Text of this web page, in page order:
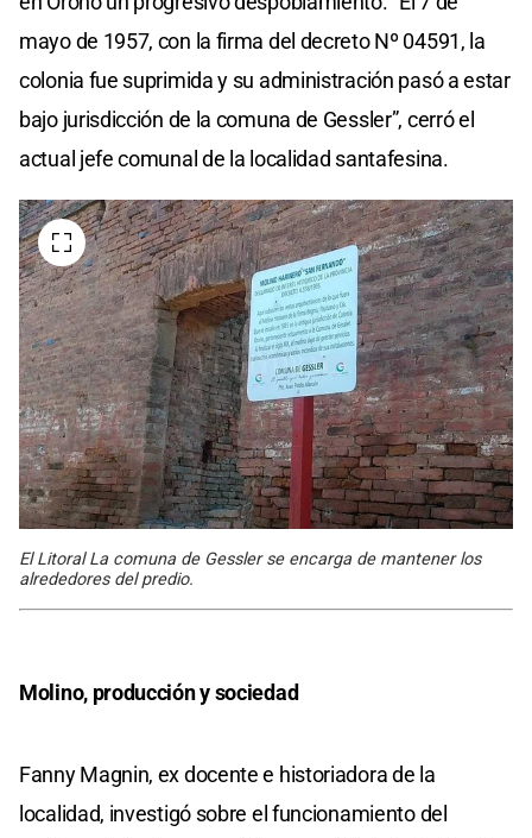
mayo de 1957, con la firma del decreto Nº 04591, la
colonia fue suprimida y su administración pasó a estar
bajo jurisdicción de la comuna de Gessler”, cerró el
actual jefe comunal de la localidad santafesina.
El Litoral La comuna de Gessler se encarga de mantener los
alrededores del predio.
Molino, producción y sociedad
Fanny Magnin, ex docente e historiadora de la
localidad, investigó sobre el funcionamiento del